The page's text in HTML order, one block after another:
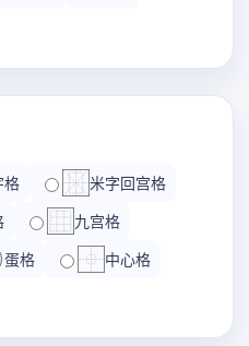
格 米字回宫格
九宫格
蛋格 中心格